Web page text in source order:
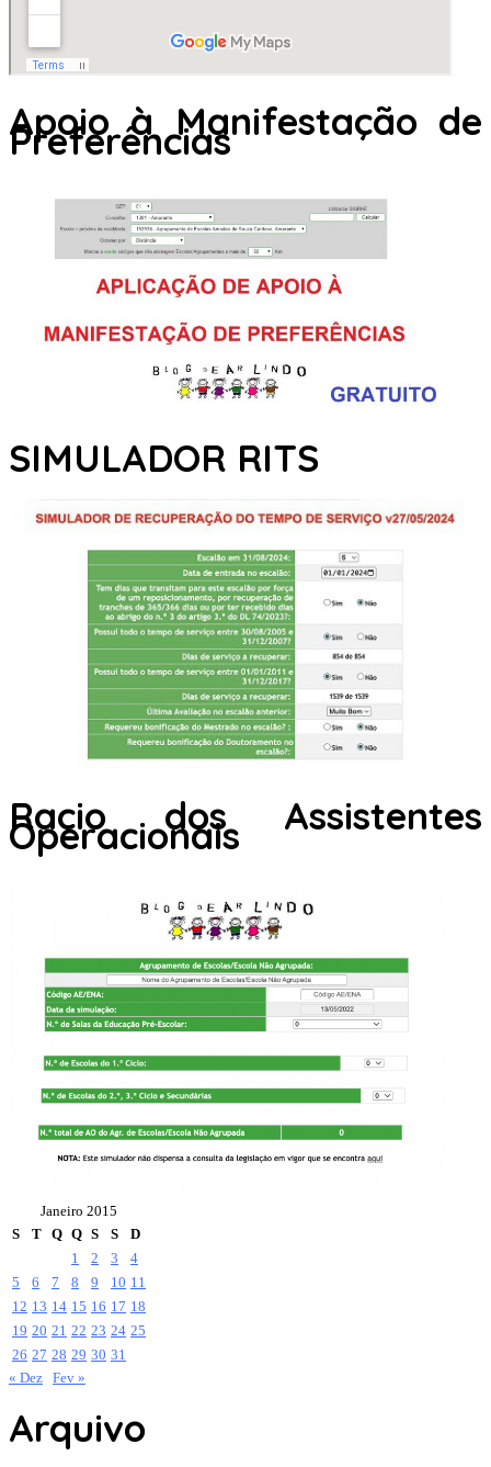
Apoio à Manifestação de
Preferências
SIMULADOR RITS
Racio dos Assistentes
Operacionais
Janeiro 2015
S
T Q Q S S
D
1
2 3
4
5
6 7 8 9 10 11
12 13 14 15 16 17 18
19 20 21 22 23 24 25
26 27 28 29 30 31
« Dez Fev »
Arquivo